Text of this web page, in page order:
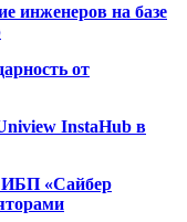
инженеров на базе
от
InstaHub в
ИБП «Сайбер